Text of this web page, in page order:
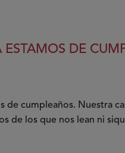
ESTAMOS DE
de cumpleaños. Nuestra
de los que nos lean ni